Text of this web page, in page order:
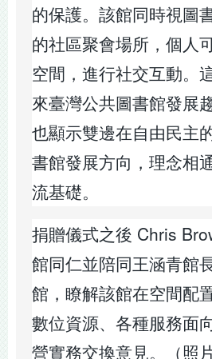
的保護。該館同時視圖
的社區聚會場所，個人
空間，進行社交互動。
來臺灣公共圖書館發展
也顯示雙邊在自由民主
書館發展方向，理念相
流基礎。
捐贈儀式之後 Chris
館同仁並陪同王涵青館
館，瞭解該館在空間配
數位資源、各種服務面
營實務交換意見。（照